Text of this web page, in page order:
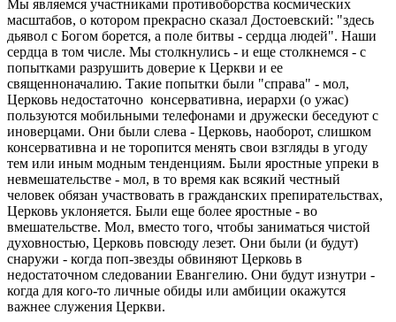
Мы являемся участниками противоборства космических
масштабов, о котором прекрасно сказал Достоевский: "здесь
дьявол с Богом борется, а поле битвы - сердца людей". Наши
сердца в том числе. Мы столкнулись - и еще столкнемся - с
попытками разрушить доверие к Церкви и ее
священноначалию. Такие попытки были "справа" - мол,
Церковь недостаточно консервативна, иерархи (о ужас)
пользуются мобильными телефонами и дружески беседуют с
иноверцами. Они были слева - Церковь, наоборот, слишком
консервативна и не торопится менять свои взгляды в угоду
тем или иным модным тенденциям. Были яростные упреки в
невмешательстве - мол, в то время как всякий честный
человек обязан участвовать в гражданских препирательствах,
Церковь уклоняется. Были еще более яростные - во
вмешательстве. Мол, вместо того, чтобы заниматься чистой
духовностью, Церковь повсюду лезет. Они были (и будут)
снаружи - когда поп-звезды обвиняют Церковь в
недостаточном следовании Евангелию. Они будут изнутри -
когда для кого-то личные обиды или амбиции окажутся
важнее служения Церкви.